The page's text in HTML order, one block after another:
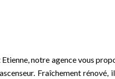
notre agence vous
Fraîchement rénové,